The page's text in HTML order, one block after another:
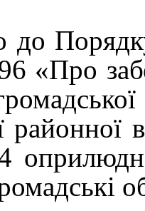
до
районної